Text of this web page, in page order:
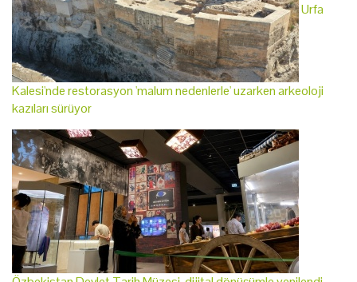
Urfa
Kalesi'nde restorasyon 'malum nedenlerle' uzarken arkeoloji
kazıları sürüyor